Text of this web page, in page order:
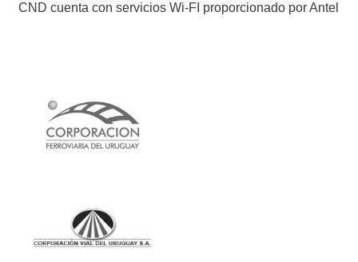
CND cuenta con servicios Wi-FI proporcionado por Antel